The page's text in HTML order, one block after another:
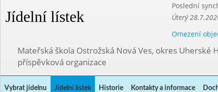
Jídelní lístek
Poslední
Úterý
Omezení
Mateřská škola Ostrožská Nová Ves, okres Uherské
příspěvková organizace
Vybrat jídelnu Jídelní lístek Historie Kontakty a informace